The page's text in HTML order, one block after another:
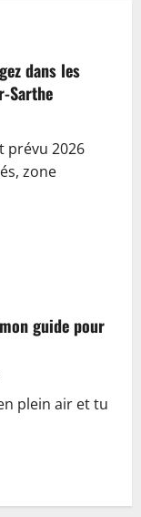
dans les
Sarthe
prévu 2026
zone
guide pour
plein air et tu